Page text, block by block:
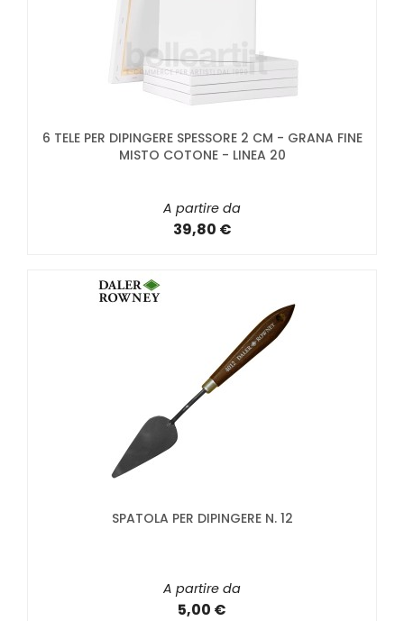
6 TELE PER DIPINGERE SPESSORE 2 CM - GRANA FINE
MISTO COTONE - LINEA 20
A partire da
39,80 €
SPATOLA PER DIPINGERE N. 12
A partire da
5,00 €